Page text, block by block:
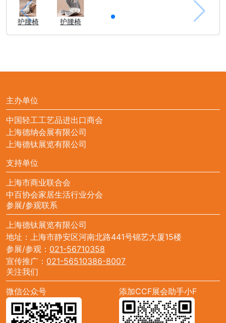
护腰椅 护腰椅
主办单位
中国轻工工艺品进出口商会
上海德纳会展有限公司
上海德钛展览有限公司
支持单位
上海市商业联合会
中百协会家居生活行业分会
参展/参观联系
上海德钛展览有限公司
地址：上海市静安区河南北路441号锦艺大厦15楼
参展/参观： 021-56710358
宣传推广： 021-56510386-8007
关注我们
微信公众号
添加CCF展会助手小F